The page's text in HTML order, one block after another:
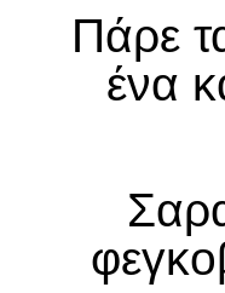
Πάρε
ένα